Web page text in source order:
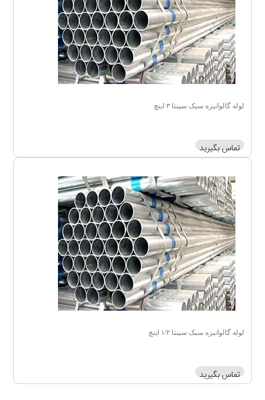
لوله گالوانیزه سبک سپنتا ۳ اینچ
تماس بگیرید
لوله گالوانیزه سبک سپنتا ۱/۲ اینچ
تماس بگیرید